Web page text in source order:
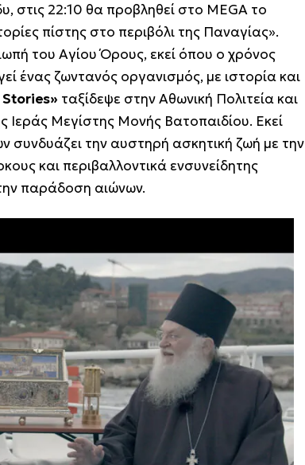
στις 22:10 θα προβληθεί στο MEGA το
πίστης στο περιβόλι της Παναγίας».
του Αγίου Όρους, εκεί όπου ο χρόνος
ένας ζωντανός οργανισμός, με ιστορία και
Stories» ταξίδεψε στην Αθωνική Πολιτεία και
Μεγίστης Μονής Βατοπαιδίου. Εκεί
συνδυάζει την αυστηρή ασκητική ζωή με την
και περιβαλλοντικά ενσυνείδητης
παράδοση αιώνων.